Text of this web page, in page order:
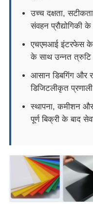
उच्च दक्षता,
संवहन प्रौद्योगिकी
एचएमआई इंटरफेस के
के साथ उन्नत त्रुटि
आसान डिबगिंग और
डिजिटलीकृत प्रणाली
स्थापना, कमीशन
पूर्ण बिक्री के बाद